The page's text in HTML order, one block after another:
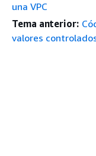
una VPC
Tema anterior:
valores